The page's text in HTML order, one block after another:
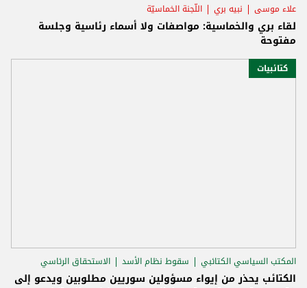
علاء موسى نبيه بري اللّجنة الخماسيّة
لقاء بري والخماسية: مواصفات ولا أسماء رئاسية وجلسة
مفتوحة
كتائبيات
المكتب السياسي الكتائبي سقوط نظام الأسد الاستحقاق الرئاسي
الكتائب يحذر من إيواء مسؤولين سوريين مطلوبين ويدعو إلى